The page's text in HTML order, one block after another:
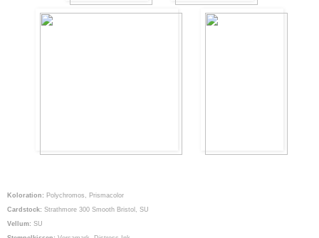
Koloration: Polychromos, Prismacolor
Cardstock: Strathmore 300 Smooth Bristol, SU
Vellum: SU